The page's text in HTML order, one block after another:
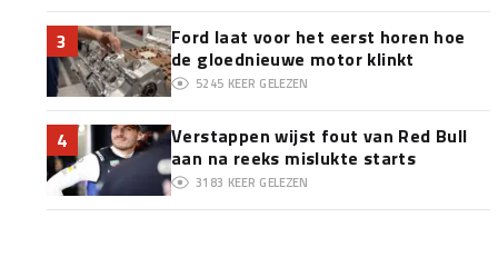
3
Ford laat voor het eerst horen hoe
de gloednieuwe motor klinkt
5245 KEER GELEZEN
4
Verstappen wijst fout van Red Bull
aan na reeks mislukte starts
3183 KEER GELEZEN